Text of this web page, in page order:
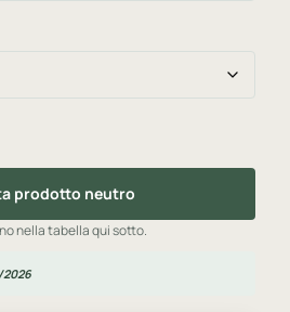
prodotto neutro
nella tabella qui sotto.